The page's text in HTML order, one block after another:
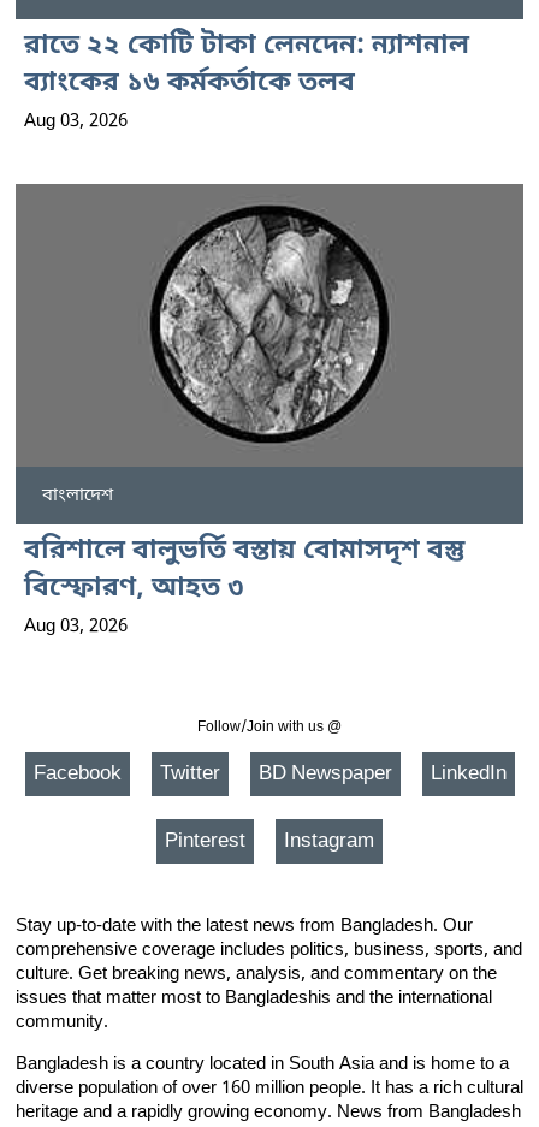
রাতে ২২ কোটি টাকা লেনদেন: ন্যাশনাল
ব্যাংকের ১৬ কর্মকর্তাকে তলব
Aug 03, 2026
বাংলাদেশ
বরিশালে বালুভর্তি বস্তায় বোমাসদৃশ বস্তু
বিস্ফোরণ, আহত ৩
Aug 03, 2026
Follow/Join with us @
Facebook Twitter BD Newspaper LinkedIn
Pinterest Instagram
Stay up-to-date with the latest news from Bangladesh. Our
comprehensive coverage includes politics, business, sports, and
culture. Get breaking news, analysis, and commentary on the
issues that matter most to Bangladeshis and the international
community.
Bangladesh is a country located in South Asia and is home to a
diverse population of over 160 million people. It has a rich cultural
heritage and a rapidly growing economy. News from Bangladesh